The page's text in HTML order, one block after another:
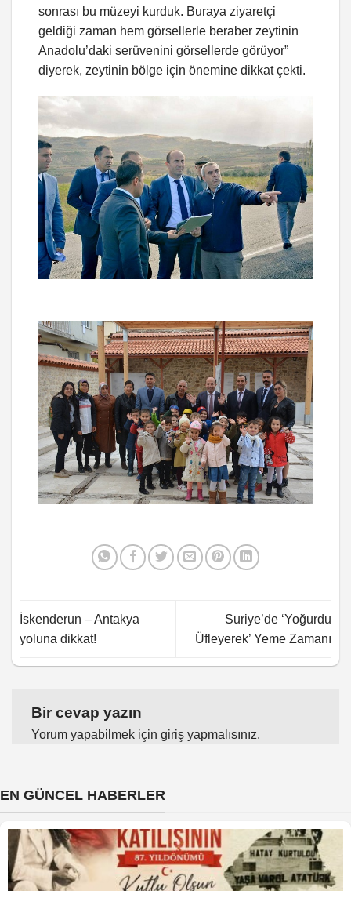
sonrası bu müzeyi kurduk. Buraya ziyaretçi
geldiği zaman hem görsellerle beraber zeytinin
Anadolu’daki serüvenini görsellerde görüyor”
diyerek, zeytinin bölge için önemine dikkat çekti.
İskenderun – Antakya
yoluna dikkat!
Suriye’de ‘Yoğurdu
Üfleyerek’ Yeme Zamanı
Bir cevap yazın
Yorum yapabilmek için giriş yapmalısınız.
EN GÜNCEL HABERLER